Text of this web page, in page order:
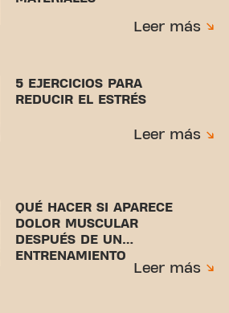
Leer más
5 EJERCICIOS PARA
REDUCIR EL ESTRÉS
Leer más
QUÉ HACER SI APARECE
DOLOR MUSCULAR
DESPUÉS DE UN
ENTRENAMIENTO
Leer más